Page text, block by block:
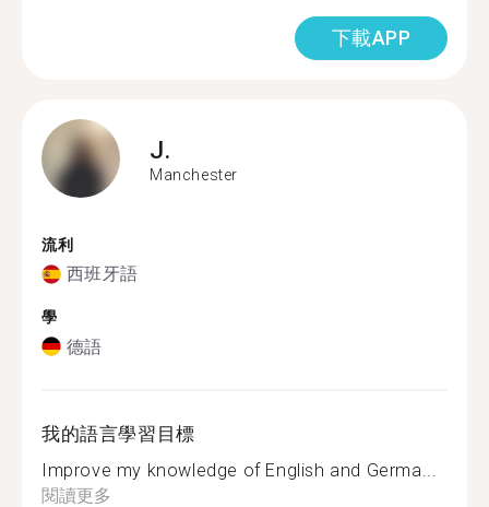
下載APP
J.
Manchester
流利
西班牙語
學
德語
我的語言學習目標
Improve my knowledge of English and Germa...
閱讀更多